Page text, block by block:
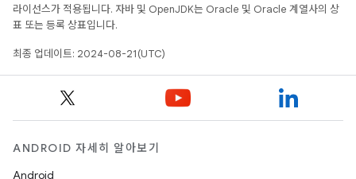
라이선스가 적용됩니다. 자바 및 OpenJDK는 Oracle 및 Oracle 계열사의 상
표 또는 등록 상표입니다.
최종 업데이트: 2024-08-21(UTC)
ANDROID 자세히 알아보기
Android